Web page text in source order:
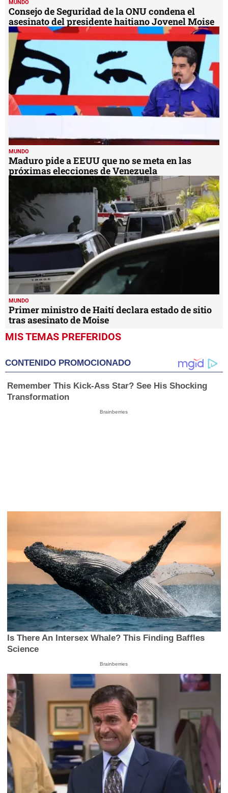
MUNDO
Consejo de Seguridad de la ONU condena el
asesinato del presidente haitiano Jovenel Moise
MUNDO
Maduro pide a EEUU que no se meta en las
próximas elecciones de Venezuela
MUNDO
Primer ministro de Haití declara estado de sitio
tras asesinato de Moise
MIS TEMAS PREFERIDOS
CONTENIDO PROMOCIONADO
Remember This Kick-Ass Star? See His Shocking
Transformation
Brainberries
Is There An Intersex Whale? This Finding Baffles
Science
Brainberries